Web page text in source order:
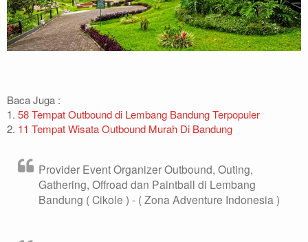
Baca Juga :
1. 58 Tempat Outbound di Lembang Bandung Terpopuler
2. 11 Tempat Wisata Outbound Murah Di Bandung
Provider Event Organizer Outbound, Outing,
Gathering, Offroad dan Paintball di Lembang
Bandung ( Cikole ) - ( Zona Adventure Indonesia )